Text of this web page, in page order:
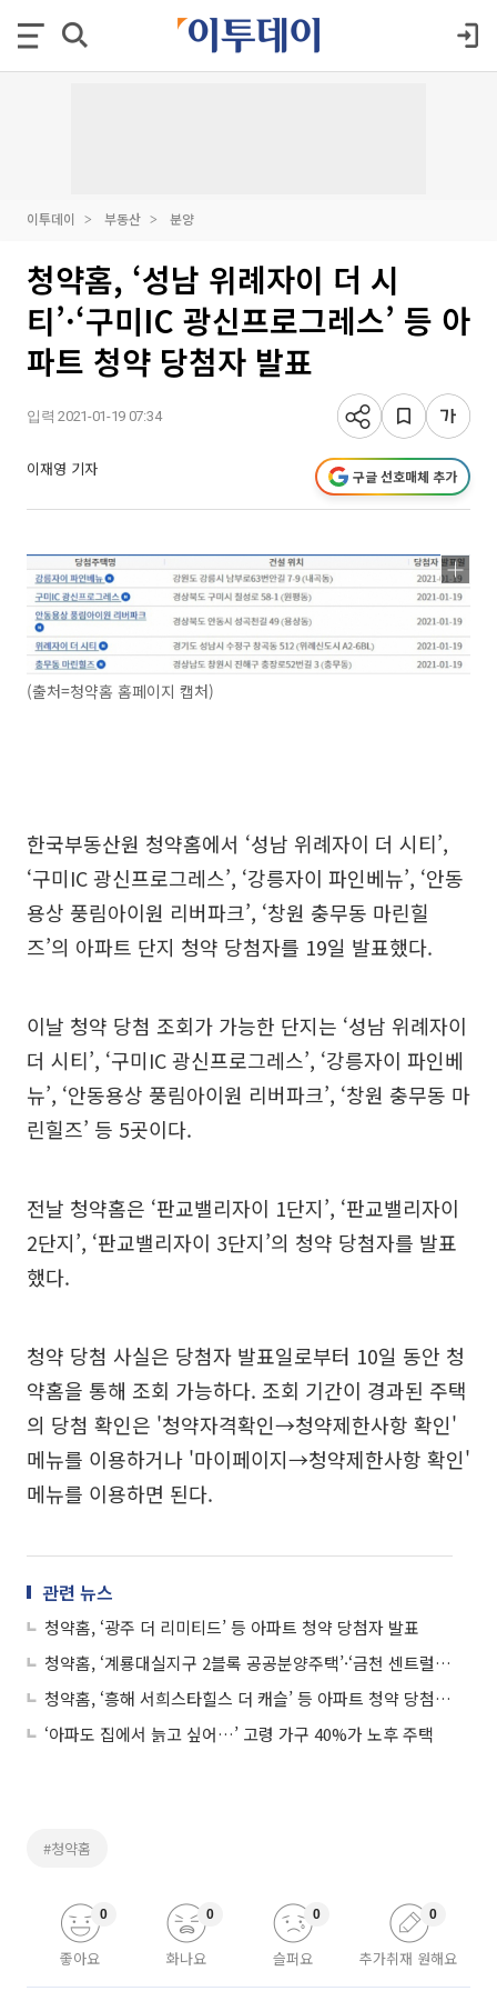
이투데이 부동산 분양
청약홈, ‘성남 위례자이 더 시
티’·‘구미IC 광신프로그레스’ 등 아
파트 청약 당첨자 발표
입력 2021-01-19 07:34
이재영 기자 구글 선호매체 추가
(출처=청약홈 홈페이지 캡처)
한국부동산원 청약홈에서 ‘성남 위례자이 더 시티’,
‘구미IC 광신프로그레스’, ‘강릉자이 파인베뉴’, ‘안동
용상 풍림아이원 리버파크’, ‘창원 충무동 마린힐
즈’의 아파트 단지 청약 당첨자를 19일 발표했다.
이날 청약 당첨 조회가 가능한 단지는 ‘성남 위례자이
더 시티’, ‘구미IC 광신프로그레스’, ‘강릉자이 파인베
뉴’, ‘안동용상 풍림아이원 리버파크’, ‘창원 충무동 마
린힐즈’ 등 5곳이다.
전날 청약홈은 ‘판교밸리자이 1단지’, ‘판교밸리자이
2단지’, ‘판교밸리자이 3단지’의 청약 당첨자를 발표
했다.
청약 당첨 사실은 당첨자 발표일로부터 10일 동안 청
약홈을 통해 조회 가능하다. 조회 기간이 경과된 주택
의 당첨 확인은 '청약자격확인→청약제한사항 확인'
메뉴를 이용하거나 '마이페이지→청약제한사항 확인'
메뉴를 이용하면 된다.
관련 뉴스
청약홈, ‘광주 더 리미티드’ 등 아파트 청약 당첨자 발표
청약홈, ‘계룡대실지구 2블록 공공분양주택’·‘금천 센트럴파크 스타힐스’ 등 아파트 청약 당첨자 발표
청약홈, ‘흥해 서희스타힐스 더 캐슬’ 등 아파트 청약 당첨자 발표
‘아파도 집에서 늙고 싶어…’ 고령 가구 40%가 노후 주택
#청약홈
좋아요
0
화나요
0
슬퍼요
0
추가취재 원해요
0